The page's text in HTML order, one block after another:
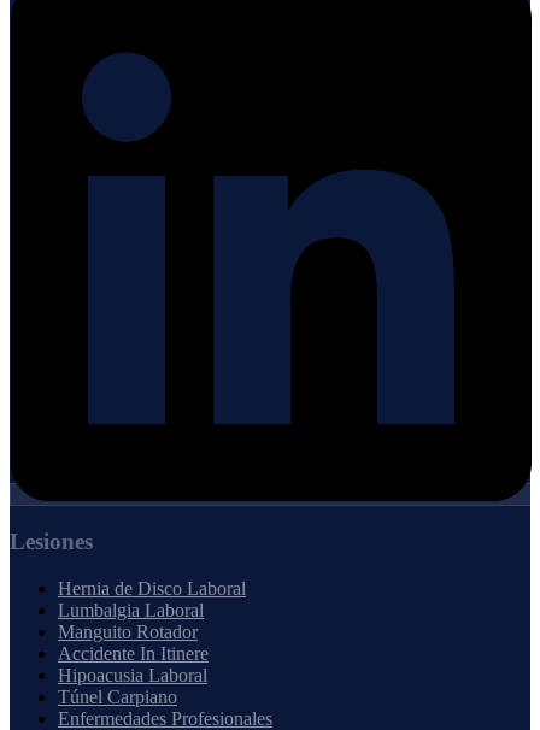
Lesiones
Hernia de Disco Laboral
Lumbalgia Laboral
Manguito Rotador
Accidente In Itinere
Hipoacusia Laboral
Túnel Carpiano
Enfermedades Profesionales